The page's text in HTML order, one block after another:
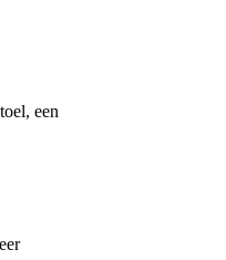
een